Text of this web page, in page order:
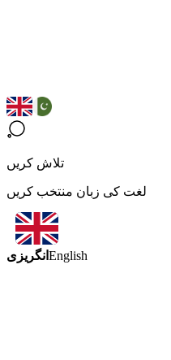
تلاش کریں
لغت کی زبان منتخب کریں
انگریزی English